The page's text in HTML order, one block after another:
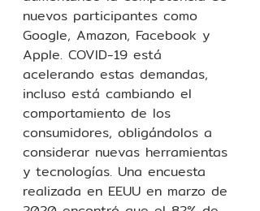
nuevos participantes como
Google, Amazon, Facebook y
Apple. COVID-19 está
acelerando estas demandas,
incluso está cambiando el
comportamiento de los
consumidores, obligándolos a
considerar nuevas herramientas
y tecnologías. Una encuesta
realizada en EEUU en marzo de